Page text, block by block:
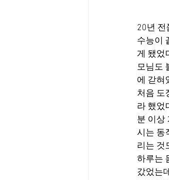
20년 전
수능이
게 됐었
모님도
에 갇혀
처음 도
라 했었
분 이상
시는 동
리는 것
하루는
갔었는